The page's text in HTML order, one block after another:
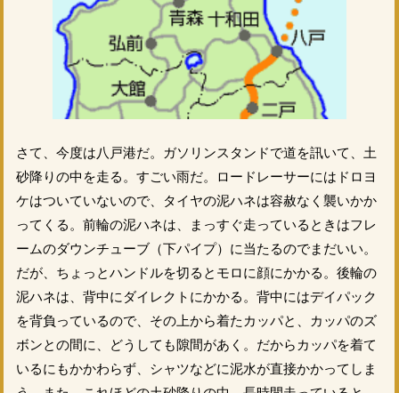
さて、今度は八戸港だ。ガソリンスタンドで道を訊いて、土
砂降りの中を走る。すごい雨だ。ロードレーサーにはドロヨ
ケはついていないので、タイヤの泥ハネは容赦なく襲いかか
ってくる。前輪の泥ハネは、まっすぐ走っているときはフレ
ームのダウンチューブ（下パイプ）に当たるのでまだいい。
だが、ちょっとハンドルを切るとモロに顔にかかる。後輪の
泥ハネは、背中にダイレクトにかかる。背中にはデイパック
を背負っているので、その上から着たカッパと、カッパのズ
ボンとの間に、どうしても隙間があく。だからカッパを着て
いるにもかかわらず、シャツなどに泥水が直接かかってしま